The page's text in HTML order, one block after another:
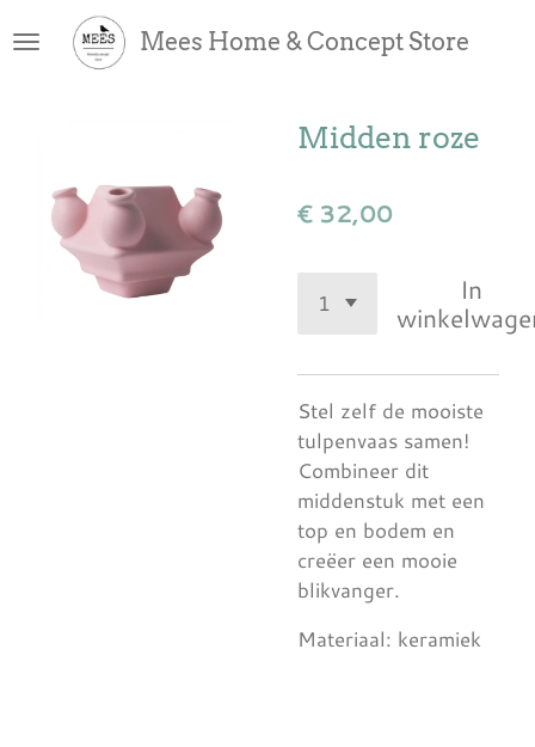
direct
Mees Home & Concept Store
Midden roze
€ 32,00
In
Stel zelf de mooiste
tulpenvaas samen!
Combineer dit
middenstuk met een
top en bodem en
creëer een mooie
blikvanger.
Materiaal: keramiek